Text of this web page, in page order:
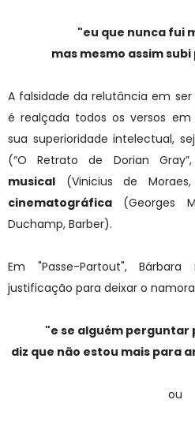
"eu que nunca fui
mas mesmo assim
A falsidade da relutância em
é realçada todos os versos
sua superioridade intelectual,
(“O Retrato de Dorian Gray”,
musical (Vinicius de
cinematográfica (Georges
Duchamp, Barber).
Em "Passe-Partout",
justificação para deixar o
"e se alguém
diz que não estou mais para
ou